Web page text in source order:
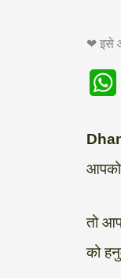
❤ इसे
t
आपको
तो
को